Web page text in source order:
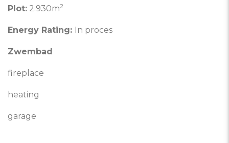
Plot: 2.930m2
Energy Rating: In proces
Zwembad
fireplace
heating
garage